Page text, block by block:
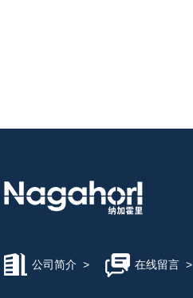
公司简介 > 在线留言>